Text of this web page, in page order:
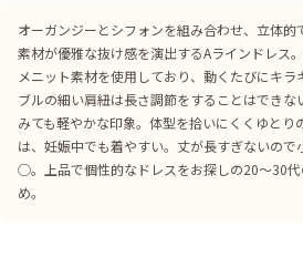
オーガンジーとシフォンを組み合わせ、立体的
素材が優雅な抜け感を演出するAラインドレス
メニット素材を使用しており、動くたびにキラ
ブルの細い肩紐は長さ調節をすることはできな
みても軽やかな印象。体型を拾いにくくゆとり
は、妊娠中でも着やすい。丈が長すぎないので
◯。上品で個性的なドレスをお探しの20〜30
め。